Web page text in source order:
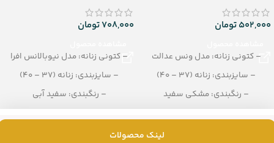
502,000تومان
– کتونی زنانه: مدل ونس عدالت
– سایزبندی: زنانه (37 – 40)
– رنگبندی: مشکی سفید
– تعداد در کارتن: 10 جفت
708,000تومان
– کتونی زنانه: مدل نیوبالانس افرا
– سایزبندی: زنانه (37 – 40)
– رنگبندی: سفید آبی
لینک محصولات